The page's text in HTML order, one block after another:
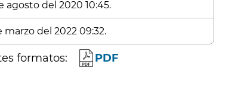
agosto del 2020 10:45.
del 2022 09:32.
formatos: PDF